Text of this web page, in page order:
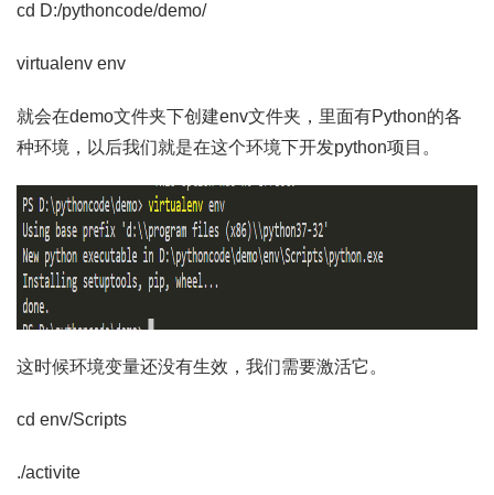
cd D:/pythoncode/demo/
virtualenv env
就会在demo文件夹下创建env文件夹，里面有Python的各
种环境，以后我们就是在这个环境下开发python项目。
这时候环境变量还没有生效，我们需要激活它。
cd env/Scripts
./activite